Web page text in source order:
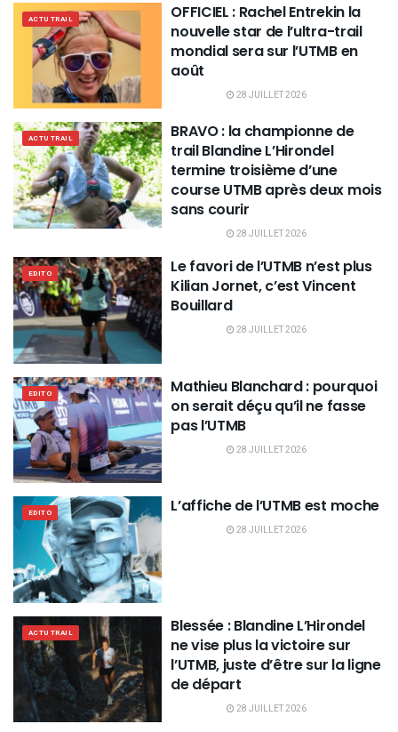
ACTU TRAIL
OFFICIEL : Rachel Entrekin la
nouvelle star de l’ultra-trail
mondial sera sur l’UTMB en
août
28 JUILLET 2026
ACTU TRAIL
BRAVO : la championne de
trail Blandine L’Hirondel
termine troisième d’une
course UTMB après deux mois
sans courir
28 JUILLET 2026
EDITO
Le favori de l’UTMB n’est plus
Kilian Jornet, c’est Vincent
Bouillard
28 JUILLET 2026
EDITO
Mathieu Blanchard : pourquoi
on serait déçu qu’il ne fasse
pas l’UTMB
28 JUILLET 2026
EDITO L’affiche de l’UTMB est moche
28 JUILLET 2026
ACTU TRAIL
Blessée : Blandine L’Hirondel
ne vise plus la victoire sur
l’UTMB, juste d’être sur la ligne
de départ
28 JUILLET 2026